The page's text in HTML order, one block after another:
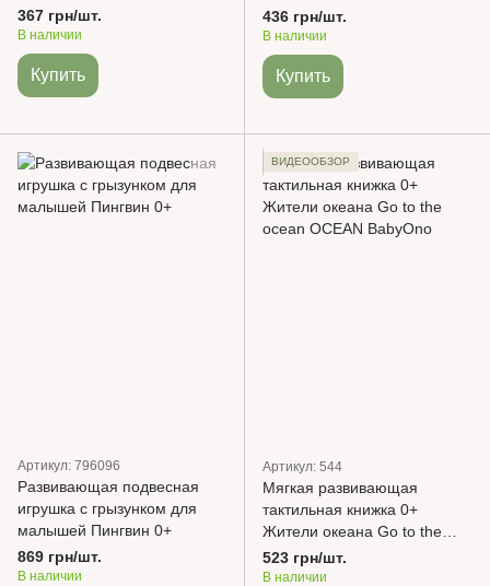
Rainbow Flower BabyOno
367 грн/шт.
В наличии
Купить
BabyOno
436 грн/шт.
В наличии
Купить
Артикул: 796096
Развивающая подвесная
игрушка с грызунком для
малышей Пингвин 0+
869 грн/шт.
В наличии
ВИДЕООБЗОР
Артикул: 544
Мягкая развивающая
тактильная книжка 0+
Жители океана Go to the
ocean OCEAN BabyOno
523 грн/шт.
В наличии